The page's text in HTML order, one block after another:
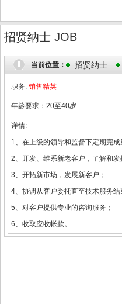
招贤纳士 JOB
当前位置： 招贤纳士
职务: 销售精英
年龄要求：20至40岁
详情:
1、在上级的领导和监督下定期完
2、开发、维系新老客户，了解和
3、开拓新市场，发展新客户；
4、协调从客户委托直至技术服务结
5、对客户提供专业的咨询服务；
6、收取应收帐款。